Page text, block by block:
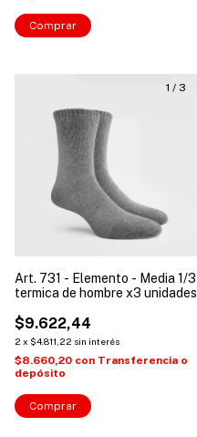
Comprar
1 / 3
Art. 731 - Elemento - Media 1/3
termica de hombre x3 unidades
$9.622,44
2 x $4.811,22 sin interés
$8.660,20 con Transferencia o
depósito
Comprar